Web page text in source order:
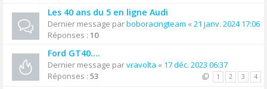
Les 40 ans du 5 en ligne Audi
Dernier message parboboracingteam « 21 janv. 2024 17:06
Réponses : 10
Ford GT40....
Dernier message parvravolta « 17 déc. 2023 06:37
Réponses : 53 1 2 3 4